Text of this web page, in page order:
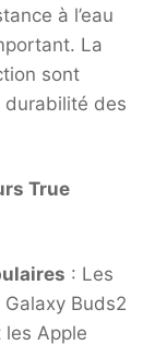
à l’eau
La
sont
durabilité des
True
: Les
Buds2
les Apple